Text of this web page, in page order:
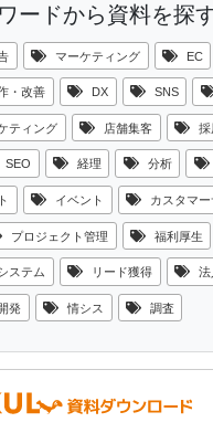
ードから資料を探
マーケティング EC
・改善 DX SNS
ティング 店舗集客 採
SEO 経理 分析
イベント カスタマー
プロジェクト管理 福利厚生
ステム リード獲得 法
発 情シス 調査